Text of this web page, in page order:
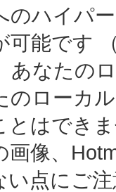
のハイパ
能です
あなたの
のローカ
とはでき
像、
い点にご